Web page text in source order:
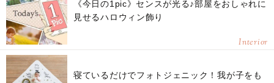
《今日の1pic》センスが光る♪部屋をおしゃれに
見せるハロウィン飾り
Interior
寝ているだけでフォトジェニック！我が子をも